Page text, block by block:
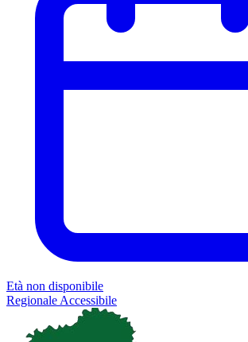
Età non disponibile
Regionale Accessibile